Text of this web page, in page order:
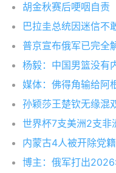
胡金秋赛后哽咽自责
巴拉圭总统因迷信不
普京宣布俄军已完全
杨毅：中国男篮没有
媒体：佛得角输给阿
孙颖莎王楚钦无缘混
世界杯7支美洲2支非
内蒙古4人被开除党
博主：俄军打出